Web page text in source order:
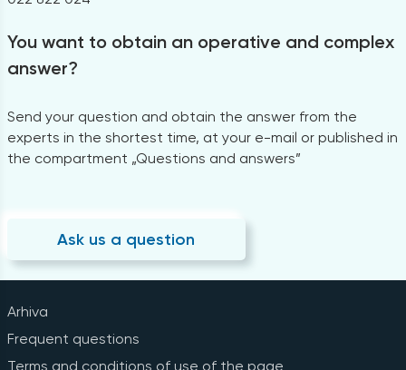
You want to obtain an operative and complex
answer?
Send your question and obtain the answer from the
experts in the shortest time, at your e-mail or published in
the compartment „Questions and answers”
Ask us a question
Arhiva
Frequent questions
Terms and conditions of use of the page